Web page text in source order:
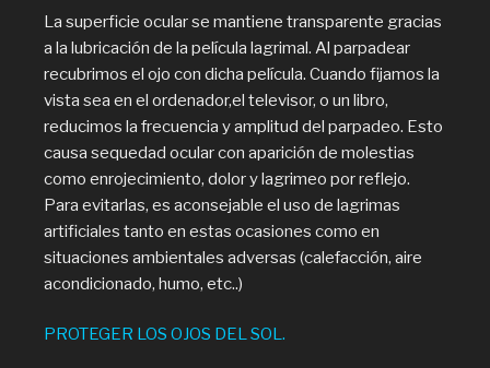
La superficie ocular se mantiene transparente gracias
a la lubricación de la película lagrimal. Al parpadear
recubrimos el ojo con dicha película. Cuando fijamos la
vista sea en el ordenador,el televisor, o un libro,
reducimos la frecuencia y amplitud del parpadeo. Esto
causa sequedad ocular con aparición de molestias
como enrojecimiento, dolor y lagrimeo por reflejo.
Para evitarlas, es aconsejable el uso de lagrimas
artificiales tanto en estas ocasiones como en
situaciones ambientales adversas (calefacción, aire
acondicionado, humo, etc..)
PROTEGER LOS OJOS DEL SOL.